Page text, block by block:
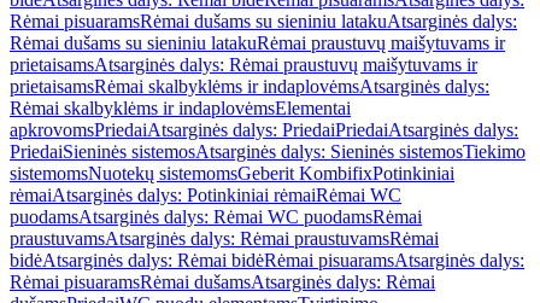
Rėmai pisuaramsRėmai dušams su sieniniu latakuAtsarginės dalys:
Rėmai dušams su sieniniu latakuRėmai praustuvų maišytuvams ir
prietaisamsAtsarginės dalys: Rėmai praustuvų maišytuvams ir
prietaisamsRėmai skalbyklėms ir indaplovėmsAtsarginės dalys:
Rėmai skalbyklėms ir indaplovėmsElementai
apkrovomsPriedaiAtsarginės dalys: PriedaiPriedaiAtsarginės dalys:
PriedaiSieninės sistemosAtsarginės dalys: Sieninės sistemosTiekimo
sistemomsNuotekų sistemomsGeberit KombifixPotinkiniai
rėmaiAtsarginės dalys: Potinkiniai rėmaiRėmai WC
puodamsAtsarginės dalys: Rėmai WC puodamsRėmai
praustuvamsAtsarginės dalys: Rėmai praustuvamsRėmai
bidėAtsarginės dalys: Rėmai bidėRėmai pisuaramsAtsarginės dalys:
Rėmai pisuaramsRėmai dušamsAtsarginės dalys: Rėmai